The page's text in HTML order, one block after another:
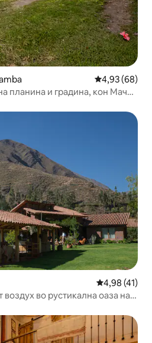
Просечна
4,93 (68)
планина и градина, кон Мачу
Просечна
4,98 (41)
во рустикална оаза на